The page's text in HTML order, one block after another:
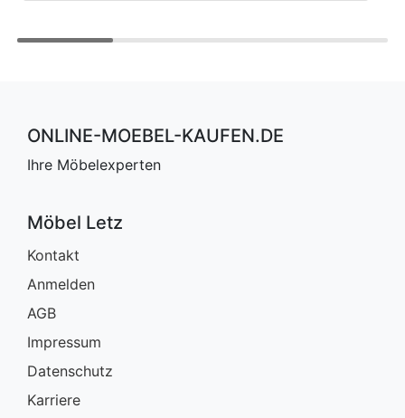
ONLINE-MOEBEL-KAUFEN.DE
Ihre Möbelexperten
Möbel Letz
Kontakt
Anmelden
AGB
Impressum
Datenschutz
Karriere